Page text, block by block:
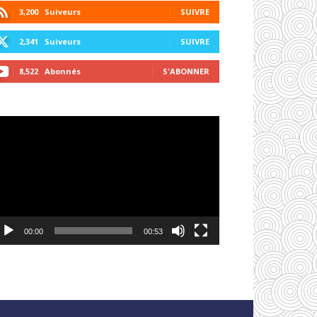
3,200 Suiveurs SUIVRE
2,341 Suiveurs SUIVRE
8,522 Abonnés S'ABONNER
00:00 00:53